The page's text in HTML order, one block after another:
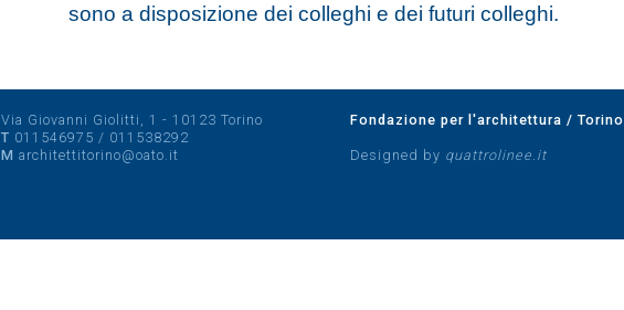
sono a disposizione dei colleghi e dei futuri colleghi.
Via Giovanni Giolitti, 1 - 10123 Torino
T 011546975 / 011538292
M architettitorino@oato.it
Fondazione per l'architettura / Torino
Designed by quattrolinee.it